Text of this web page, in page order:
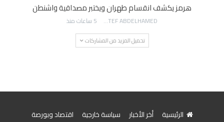
هرمز يكشف انقسام طهران ويختبر مصداقية واشنطن
AWATEF ABDELHAMED 5 ساعات منذ
تحميل المزيد من المشاركات
الرئيسية أخر الأخبار سياسة خارجية اقتصاد وبورصة